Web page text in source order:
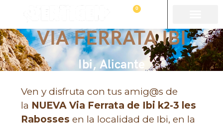
0
VIA FERRATA IBI
Ibi, Alicante
Ven y disfruta con tus amig@s de
la NUEVA Via Ferrata de Ibi k2-3 les
Rabosses en la localidad de Ibi, en la